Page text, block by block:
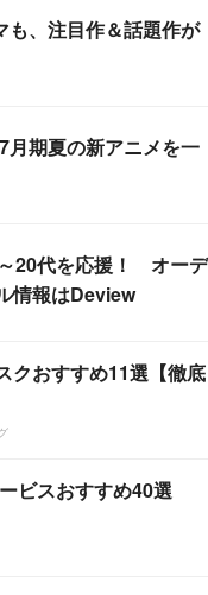
も、注目作＆話題作が
月期夏の新アニメを一
20代を応援！ オーデ
情報はDeview
クおすすめ11選【徹底
ビスおすすめ40選